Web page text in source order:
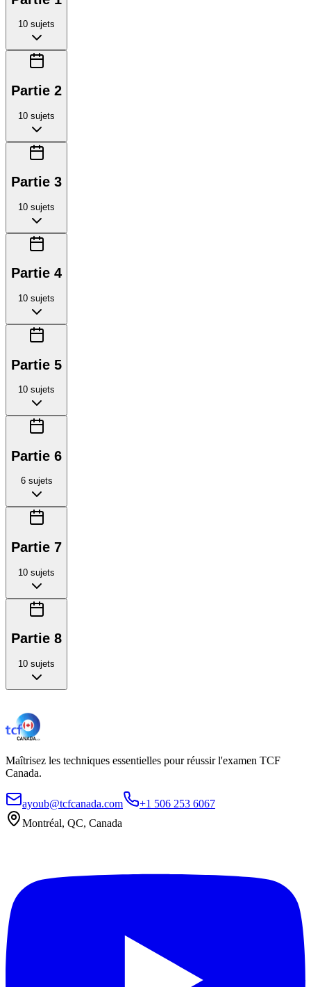
10 sujets
Partie 2
10 sujets
Partie 3
10 sujets
Partie 4
10 sujets
Partie 5
10 sujets
Partie 6
6sujets
Partie 7
10 sujets
Partie 8
10 sujets
Maîtrisez les techniques essentielles pour réussir l'examen TCF
Canada.
ayoub@tcfcanada.com
+1 506 253 6067
Montréal, QC, Canada